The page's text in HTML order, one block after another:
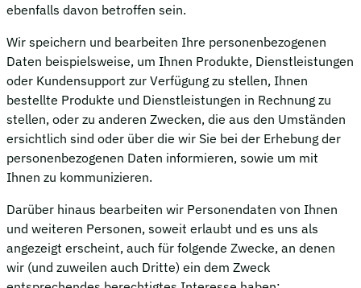
ebenfalls davon betroffen sein.
Wir speichern und bearbeiten Ihre personenbezogenen
Daten beispielsweise, um Ihnen Produkte, Dienstleistungen
oder Kundensupport zur Verfügung zu stellen, Ihnen
bestellte Produkte und Dienstleistungen in Rechnung zu
stellen, oder zu anderen Zwecken, die aus den Umständen
ersichtlich sind oder über die wir Sie bei der Erhebung der
personenbezogenen Daten informieren, sowie um mit
Ihnen zu kommunizieren.
Darüber hinaus bearbeiten wir Personendaten von Ihnen
und weiteren Personen, soweit erlaubt und es uns als
angezeigt erscheint, auch für folgende Zwecke, an denen
wir (und zuweilen auch Dritte) ein dem Zweck